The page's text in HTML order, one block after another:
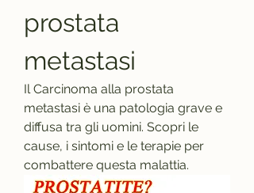
prostata
metastasi
Il Carcinoma alla prostata
metastasi è una patologia grave e
diffusa tra gli uomini. Scopri le
cause, i sintomi e le terapie per
combattere questa malattia.